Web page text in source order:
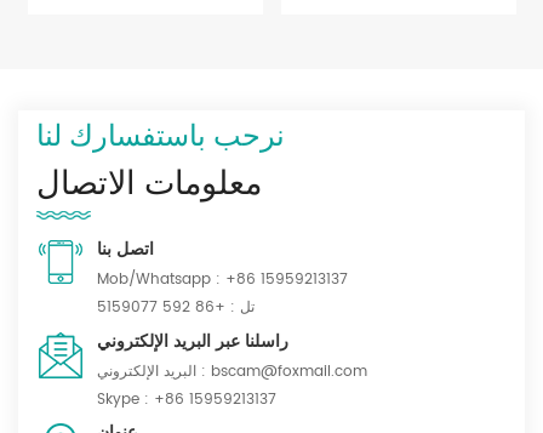
نرحب باستفسارك لنا
معلومات الاتصال
اتصل بنا
Mob/Whatsapp : +86 15959213137
تل : +86 592 5159077
راسلنا عبر البريد الإلكتروني
البريد الإلكتروني : bscam@foxmail.com
Skype : +86 15959213137